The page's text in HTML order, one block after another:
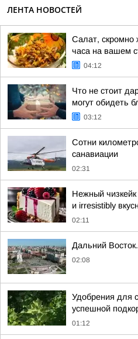
ЛЕНТА НОВОСТЕЙ
Салат, скромно
часа на вашем
04:12
Что не стоит
могут обидеть
03:12
Сотни
санавиации
02:31
Нежный
и irresistibly
02:11
Дальний
02:08
Удобрения для
успешной
01:12